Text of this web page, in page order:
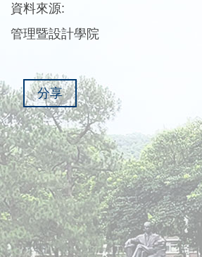
資料來源:
管理暨設計學院
分享